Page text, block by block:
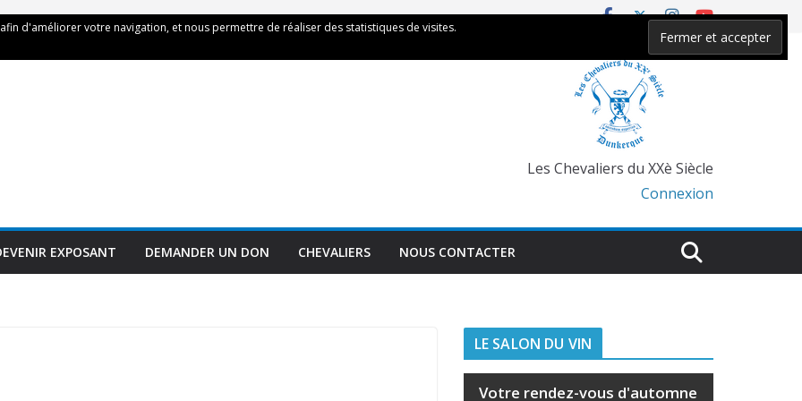
Les Chevaliers du XXè Siècle
Connexion
EXPOSANT DEMANDER UN DON CHEVALIERS NOUS CONTACTER
LE SALON DU VIN
Votre rendez-vous d'automne
d'améliorer votre navigation, et nous permettre de réaliser des statistiques de visites.